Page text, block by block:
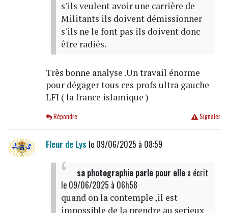
s'ils veulent avoir une carrière de
Militants ils doivent démissionner
s'ils ne le font pas ils doivent donc
être radiés.
Très bonne analyse .Un travail énorme
pour dégager tous ces profs ultra gauche
LFI ( la france islamique )
Signaler
Répondre
Fleur de Lys le 09/06/2025 à 08:59
sa photographie parle pour ellea écrit
le 09/06/2025 à 06h58
quand on la contemple ,il est
impossible de la prendre au serieux